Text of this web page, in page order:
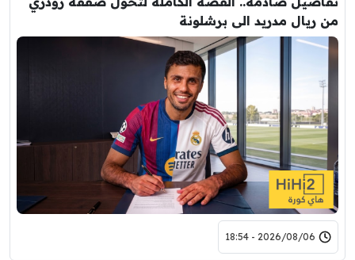
من ريال مدريد الى برشلونة
2026/08/06 - 18:54